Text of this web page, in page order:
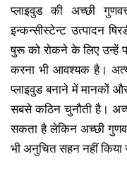
प्लाइवुड की अच्छी
इन्कन्सीस्टेन्ट उत्पादन
षुरू को रोकने के लिए उन्हें
करना भी आवश्यक है।
प्लाइवुड बनाने में मानकों
सबसे कठिन चुनौती है।
सकता है लेकिन अच्छी
भी अनुचित सहन नहीं